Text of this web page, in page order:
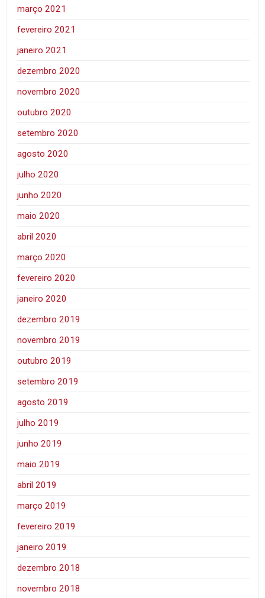
março 2021
fevereiro 2021
janeiro 2021
dezembro 2020
novembro 2020
outubro 2020
setembro 2020
agosto 2020
julho 2020
junho 2020
maio 2020
abril 2020
março 2020
fevereiro 2020
janeiro 2020
dezembro 2019
novembro 2019
outubro 2019
setembro 2019
agosto 2019
julho 2019
junho 2019
maio 2019
abril 2019
março 2019
fevereiro 2019
janeiro 2019
dezembro 2018
novembro 2018